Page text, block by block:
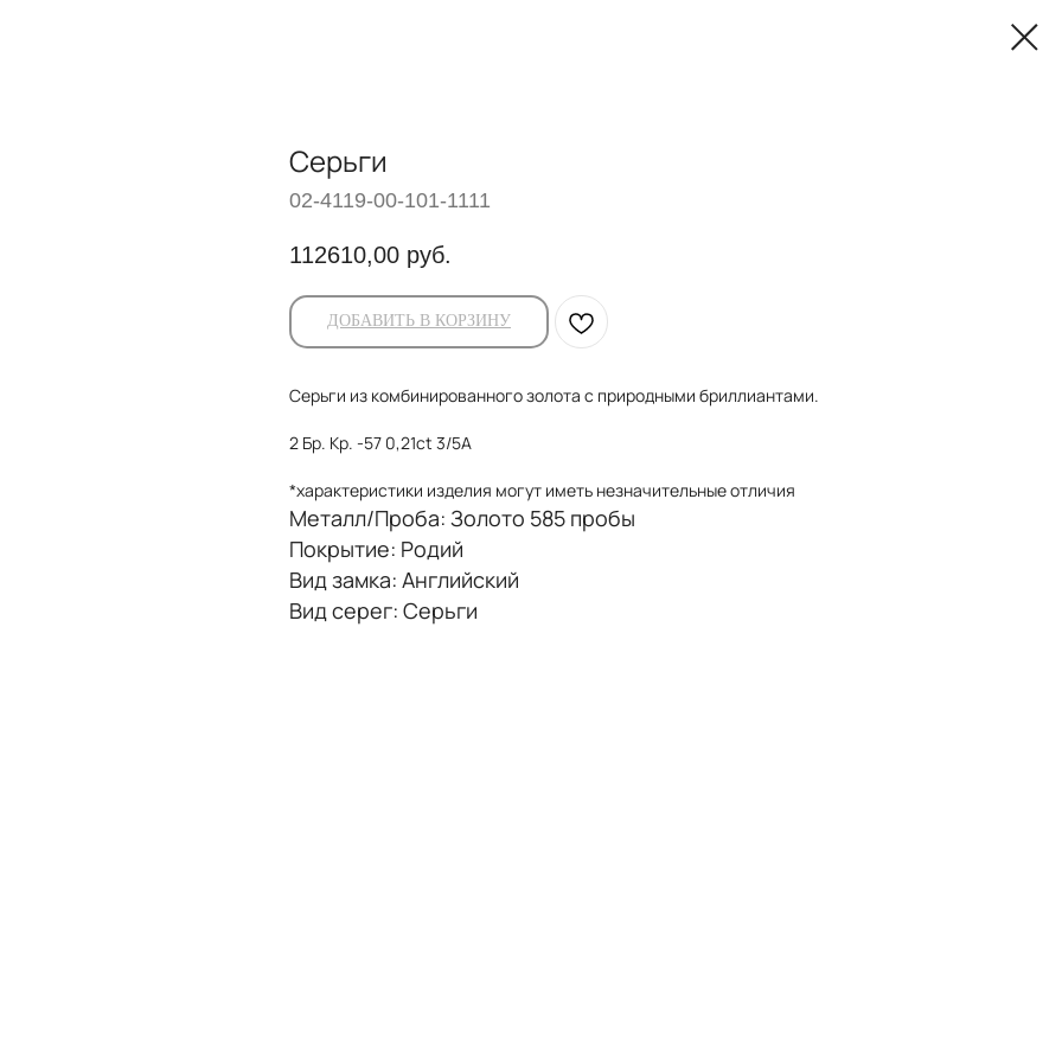
Серьги
02-4119-00-101-1111
112610,00 руб.
ДОБАВИТЬ В КОРЗИНУ
Серьги из комбинированного золота с природными бриллиантами.
2 Бр. Кр. -57 0,21ct 3/5А
*характеристики изделия могут иметь незначительные отличия
Металл/Проба: Золото 585 пробы
Покрытие: Родий
Вид замка: Английский
Вид серег: Серьги